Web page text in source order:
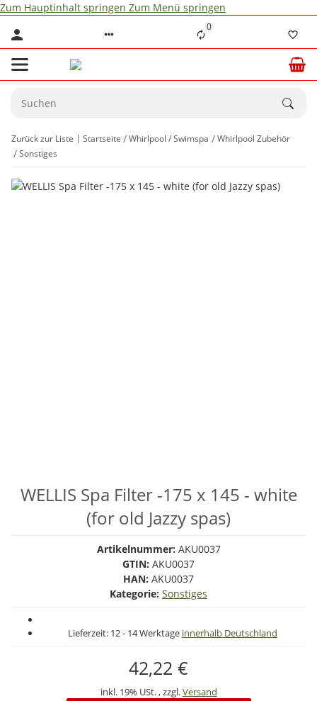
Zum Hauptinhalt springen Zum Menü springen
0
Zurück zur Liste Startseite Whirlpool / Swimspa
Whirlpool Zubehör
Sonstiges
WELLIS Spa Filter -175 x 145 - white
(for old Jazzy spas)
Artikelnummer: AKU0037
GTIN: AKU0037
HAN: AKU0037
Kategorie: Sonstiges
Lieferzeit: 12 - 14 Werktage innerhalb Deutschland
42,22 €
inkl. 19% USt. , zzgl.Versand